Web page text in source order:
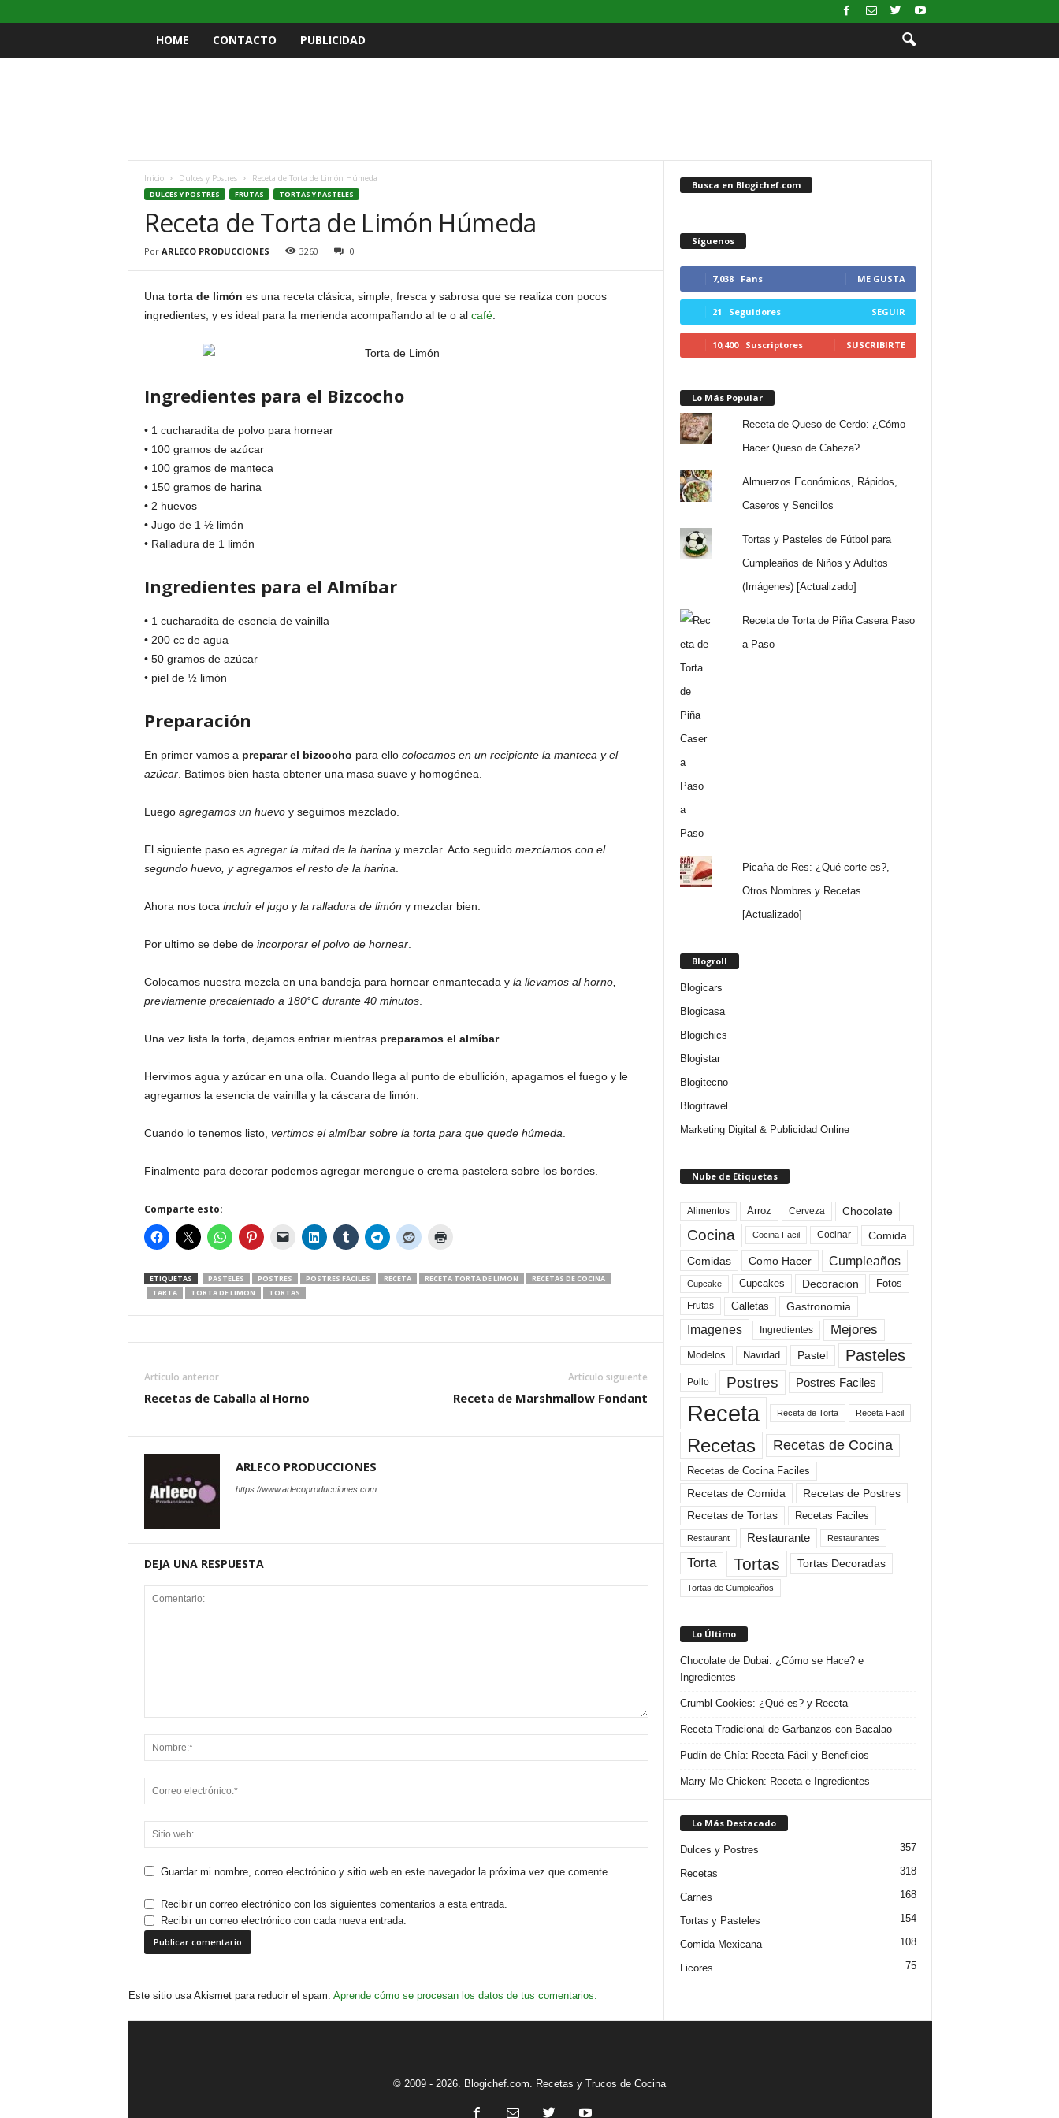
HOME CONTACTO PUBLICIDAD
Inicio Dulces y Postres Receta de Torta de Limón Húmeda
DULCES Y POSTRES FRUTAS TORTAS Y PASTELES
Receta de Torta de Limón Húmeda
Por ARLECO PRODUCCIONES 3260 0
Una torta de limón es una receta clásica, simple, fresca y sabrosa que se realiza con pocos
ingredientes, y es ideal para la merienda acompañando al te o al café.
Ingredientes para el Bizcocho
• 1 cucharadita de polvo para hornear
• 100 gramos de azúcar
• 100 gramos de manteca
• 150 gramos de harina
• 2 huevos
• Jugo de 1 ½ limón
• Ralladura de 1 limón
Ingredientes para el Almíbar
• 1 cucharadita de esencia de vainilla
• 200 cc de agua
• 50 gramos de azúcar
• piel de ½ limón
Preparación
En primer vamos a preparar el bizcocho para ello colocamos en un recipiente la manteca y el
azúcar. Batimos bien hasta obtener una masa suave y homogénea.
Luego agregamos un huevoy seguimos mezclado.
El siguiente paso es agregar la mitad de la harina y mezclar. Acto seguido mezclamos con el
segundo huevo, y agregamos el resto de la harina
Ahora nos toca incluir el jugo y la ralladura de limón y mezclar bien.
Por ultimo se debe de incorporar el polvo de hornear.
Colocamos nuestra mezcla en una bandeja para hornear enmantecada y la llevamos al horno,
previamente precalentado a 180°C durante 40 minutos.
Una vez lista la torta, dejamos enfriar mientras preparamos el almíbar.
Hervimos agua y azúcar en una olla. Cuando llega al punto de ebullición, apagamos el fuego y le
agregamos la esencia de vainilla y la cáscara de limón.
Cuando lo tenemos listo, vertimos el almíbar sobre la torta para que quede húmeda
Finalmente para decorar podemos agregar merengue o crema pastelera sobre los bordes.
Comparte esto:
ETIQUETAS PASTELES POSTRES POSTRES FACILES RECETA RECETA TORTA DE LIMON
RECETAS DE COCINA
TARTA
TORTA DE LIMON TORTAS
Artículo anterior
Recetas de Caballa al Horno
Artículo siguiente
Receta de Marshmallow Fondant
ARLECO PRODUCCIONES
https://www.arlecoproducciones.com
DEJA UNA RESPUESTA
Guardar mi nombre, correo electrónico y sitio web en este navegador la próxima vez que comente.
Recibir un correo electrónico con los siguientes comentarios a esta entrada.
Recibir un correo electrónico con cada nueva entrada.
Este sitio usa Akismet para reducir el spam. Aprende cómo se procesan los datos de tus comentarios.
Busca en Blogichef.com
Síguenos
7,038 Fans ME GUSTA
21 Seguidores SEGUIR
10,400 Suscriptores SUSCRIBIRTE
Lo Más Popular
Receta de Queso de Cerdo: ¿Cómo
Hacer Queso de Cabeza?
Almuerzos Económicos, Rápidos,
Caseros y Sencillos
Tortas y Pasteles de Fútbol para
Cumpleaños de Niños y Adultos
(Imágenes) [Actualizado]
Receta de Torta de Piña Casera Paso
a Paso
Picaña de Res: ¿Qué corte es?,
Otros Nombres y Recetas
[Actualizado]
Blogroll
Blogicars
Blogicasa
Blogichics
Blogistar
Blogitecno
Blogitravel
Marketing Digital & Publicidad Online
Nube de Etiquetas
Alimentos Arroz Cerveza Chocolate
Cocina Cocina Facil Cocinar
Comida
Comidas
Como Hacer Cumpleaños
Cupcake Cupcakes Decoracion Fotos
Frutas Galletas Gastronomia
Imagenes Ingredientes Mejores
Modelos Navidad Pastel Pasteles
Pollo Postres Postres Faciles
Receta Receta de Torta Receta Facil
Recetas Recetas de Cocina
Recetas de Cocina Faciles
Recetas de Comida
Recetas de Postres
Recetas de Tortas
Recetas Faciles
Restaurant Restaurante Restaurantes
Torta Tortas Tortas Decoradas
Tortas de Cumpleaños
Lo Último
Chocolate de Dubai: ¿Cómo se Hace? e
Ingredientes
Crumbl Cookies: ¿Qué es? y Receta
Receta Tradicional de Garbanzos con Bacalao
Pudín de Chía: Receta Fácil y Beneficios
Marry Me Chicken: Receta e Ingredientes
Lo Más Destacado
Dulces y Postres 357
Recetas 318
Carnes 168
Tortas y Pasteles 154
Comida Mexicana 108
Licores 75
© 2009 - 2026. Blogichef.com. Recetas y Trucos de Cocina